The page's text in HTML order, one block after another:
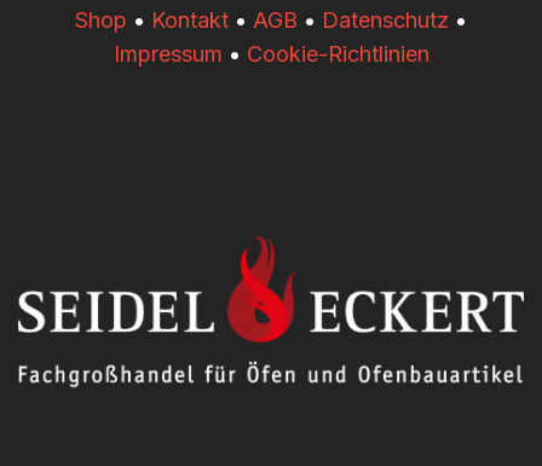
​​Shop • Kontakt • AGB • Datenschutz •
Impressum • Cookie-Richtlinien